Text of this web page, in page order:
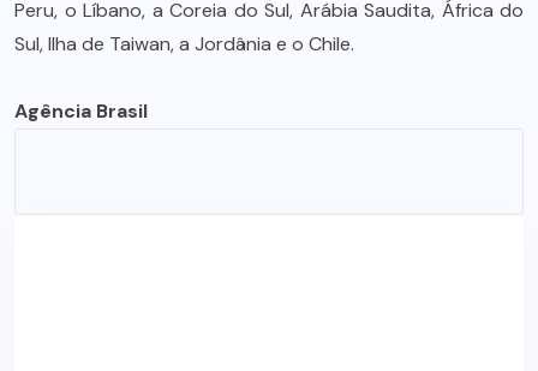
Peru, o Líbano, a Coreia do Sul, Arábia Saudita, África do
Sul, Ilha de Taiwan, a Jordânia e o Chile.
Agência Brasil